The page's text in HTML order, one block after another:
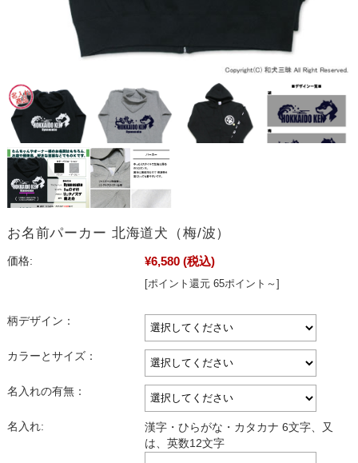
お名前パーカー 北海道犬（梅/波）
価格: ¥6,580 (税込)
[ポイント還元 65ポイント～]
柄デザイン：
カラーとサイズ：
名入れの有無：
名入れ:
漢字・ひらがな・カタカナ 6文字、又
は、英数12文字